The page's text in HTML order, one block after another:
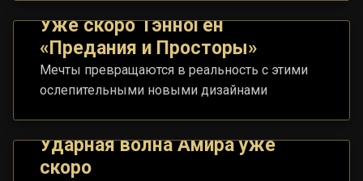
Уже скоро ТэнноГен
«Предания и Просторы»
Мечты превращаются в реальность с этими
ослепительными новыми дизайнами
Ударная волна Амира уже
скоро